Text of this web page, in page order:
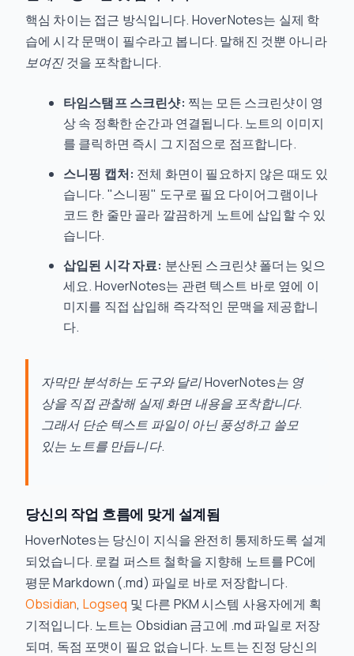
핵심 차이는 접근 방식입니다. HoverNotes는 실제 학
습에 시각 문맥이 필수라고 봅니다. 말해진 것뿐 아니라
보여진것을 포착합니다.
타임스탬프 스크린샷: 찍는 모든 스크린샷이 영
상 속 정확한 순간과 연결됩니다. 노트의 이미지
를 클릭하면 즉시 그 지점으로 점프합니다.
스니핑 캡처: 전체 화면이 필요하지 않은 때도 있
습니다. "스니핑" 도구로 필요 다이어그램이나
코드 한 줄만 골라 깔끔하게 노트에 삽입할 수 있
습니다.
삽입된 시각 자료: 분산된 스크린샷 폴더는 잊으
세요. HoverNotes는 관련 텍스트 바로 옆에 이
미지를 직접 삽입해 즉각적인 문맥을 제공합니
다.
자막만 분석하는 도구와 달리 HoverNotes는 영
상을 직접 관찰해 실제 화면 내용을 포착합니다.
그래서 단순 텍스트 파일이 아닌 풍성하고 쓸모
있는 노트를 만듭니다.
당신의 작업 흐름에 맞게 설계됨
HoverNotes는 당신이 지식을 완전히 통제하도록 설계
되었습니다. 로컬 퍼스트 철학을 지향해 노트를 PC에
평문 Markdown (.md) 파일로 바로 저장합니다.
Obsidian, Logseq 및 다른 PKM 시스템 사용자에게 획
기적입니다. 노트는 Obsidian 금고에 .md 파일로 저장
되며, 독점 포맷이 필요 없습니다. 노트는 진정 당신의